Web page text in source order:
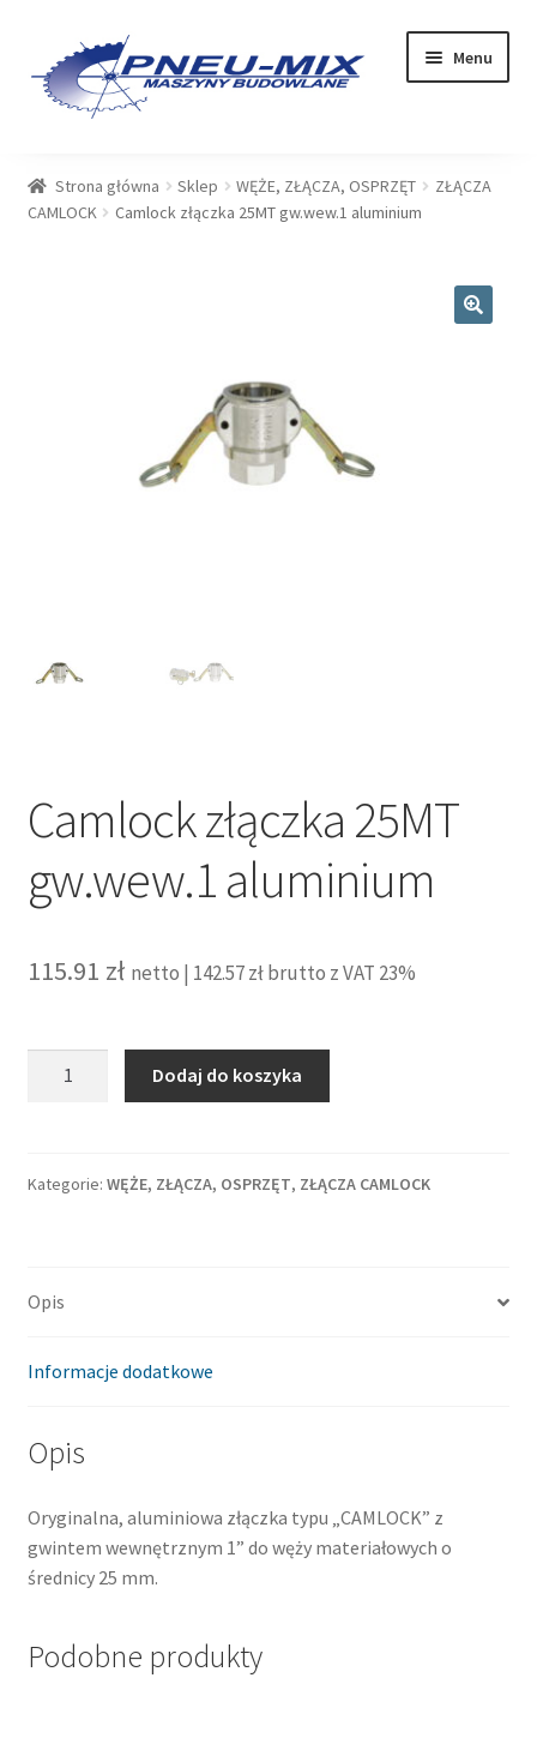
Przejdź
do
nawigacji
Przejdź
do
treści
Menu
USŁUGI
Strona główna Sklep WĘŻE, ZŁĄCZA, OSPRZĘT
ZŁĄCZA
CAMLOCK
Camlock złączka 25MT gw.wew.1 aluminium
Camlock złączka 25MT
gw.wew.1 aluminium
115.91 zł netto | 142.57złbrutto z VAT 23%
gw.wew.1
Dodaj do koszyka
Kategorie: WĘŻE, ZŁĄCZA, OSPRZĘT, ZŁĄCZA CAMLOCK
Opis
Informacje dodatkowe
Opis
Oryginalna, aluminiowa złączka typu „CAMLOCK” z
gwintem wewnętrznym 1” do węży materiałowych o
średnicy 25 mm.
Podobne produkty